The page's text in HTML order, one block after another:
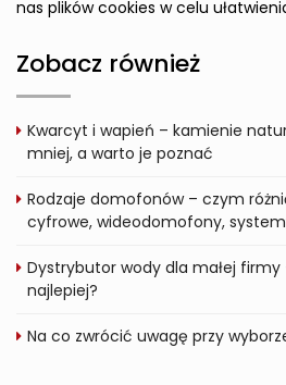
nas plików cookies w celu
Zobacz również
Kwarcyt i wapień – kamienie
mniej, a warto je poznać
Rodzaje domofonów – czym
cyfrowe, wideodomofony,
Dystrybutor wody dla małej firmy
najlepiej?
Na co zwrócić uwagę przy